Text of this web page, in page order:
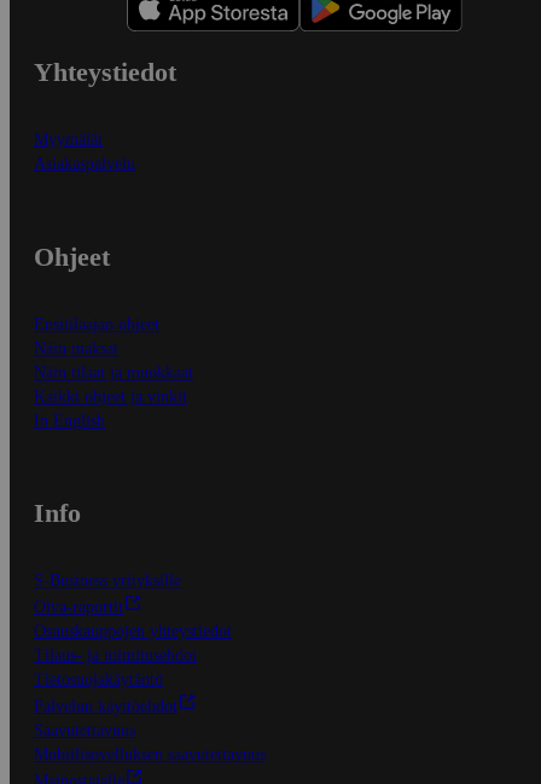
Yhteystiedot
Myymälät
Asiakaspalvelu
Ohjeet
Ensitilaajan ohjeet
Näin maksat
Näin tilaat ja muokkaat
Kaikki ohjeet ja vinkit
In English
Info
S-Business yrityksille
Oiva-raportit
Osuuskauppojen yhteystiedot
Tilaus- ja toimitusehdot
Tietosuojakäytäntö
Palvelun käyttöehdot
Saavutettavuus
Mobiilisovelluksen saavutettavuus